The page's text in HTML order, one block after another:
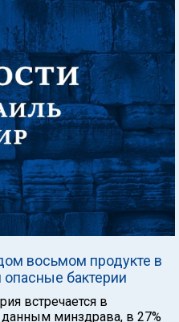
восьмом продукте в
бактерии
встречается в
минздрава, в 27%